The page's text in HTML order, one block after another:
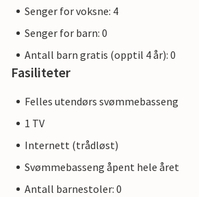
Senger for voksne: 4
Senger for barn: 0
Antall barn gratis (opptil 4 år): 0
Fasiliteter
Felles utendørs svømmebasseng
1 TV
Internett (trådløst)
Svømmebasseng åpent hele året
Antall barnestoler: 0